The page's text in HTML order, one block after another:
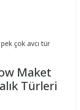
çok avcı tür
Maket
Türleri